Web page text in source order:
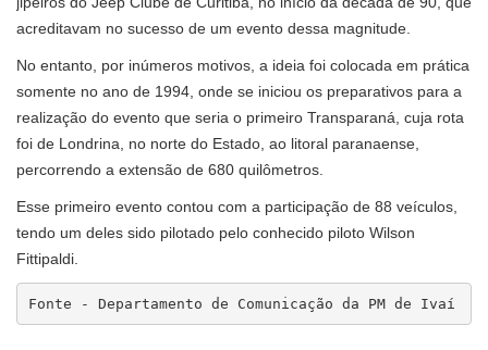
acreditavam no sucesso de um evento dessa magnitude.
No entanto, por inúmeros motivos, a ideia foi colocada em prática
somente no ano de 1994, onde se iniciou os preparativos para a
realização do evento que seria o primeiro Transparaná, cuja rota
foi de Londrina, no norte do Estado, ao litoral paranaense,
percorrendo a extensão de 680 quilômetros.
Esse primeiro evento contou com a participação de 88 veículos,
tendo um deles sido pilotado pelo conhecido piloto Wilson
Fittipaldi.
Fonte - Departamento de Comunicação da PM de Ivaí